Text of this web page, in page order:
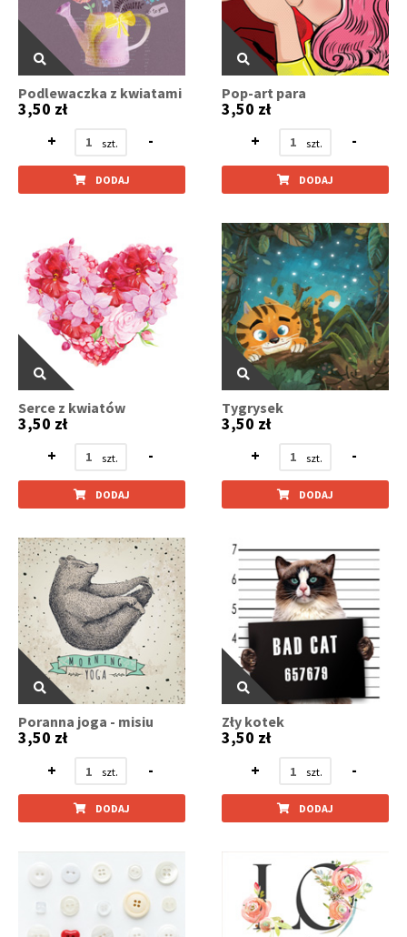
Podlewaczka z kwiatami
3,50 zł
+
-
DODAJ
Pop-art para
3,50 zł
+
-
DODAJ
Serce z kwiatów
3,50 zł
+
-
DODAJ
Tygrysek
3,50 zł
+
-
DODAJ
Poranna joga - misiu
3,50 zł
+
-
DODAJ
Zły kotek
3,50 zł
+
-
DODAJ